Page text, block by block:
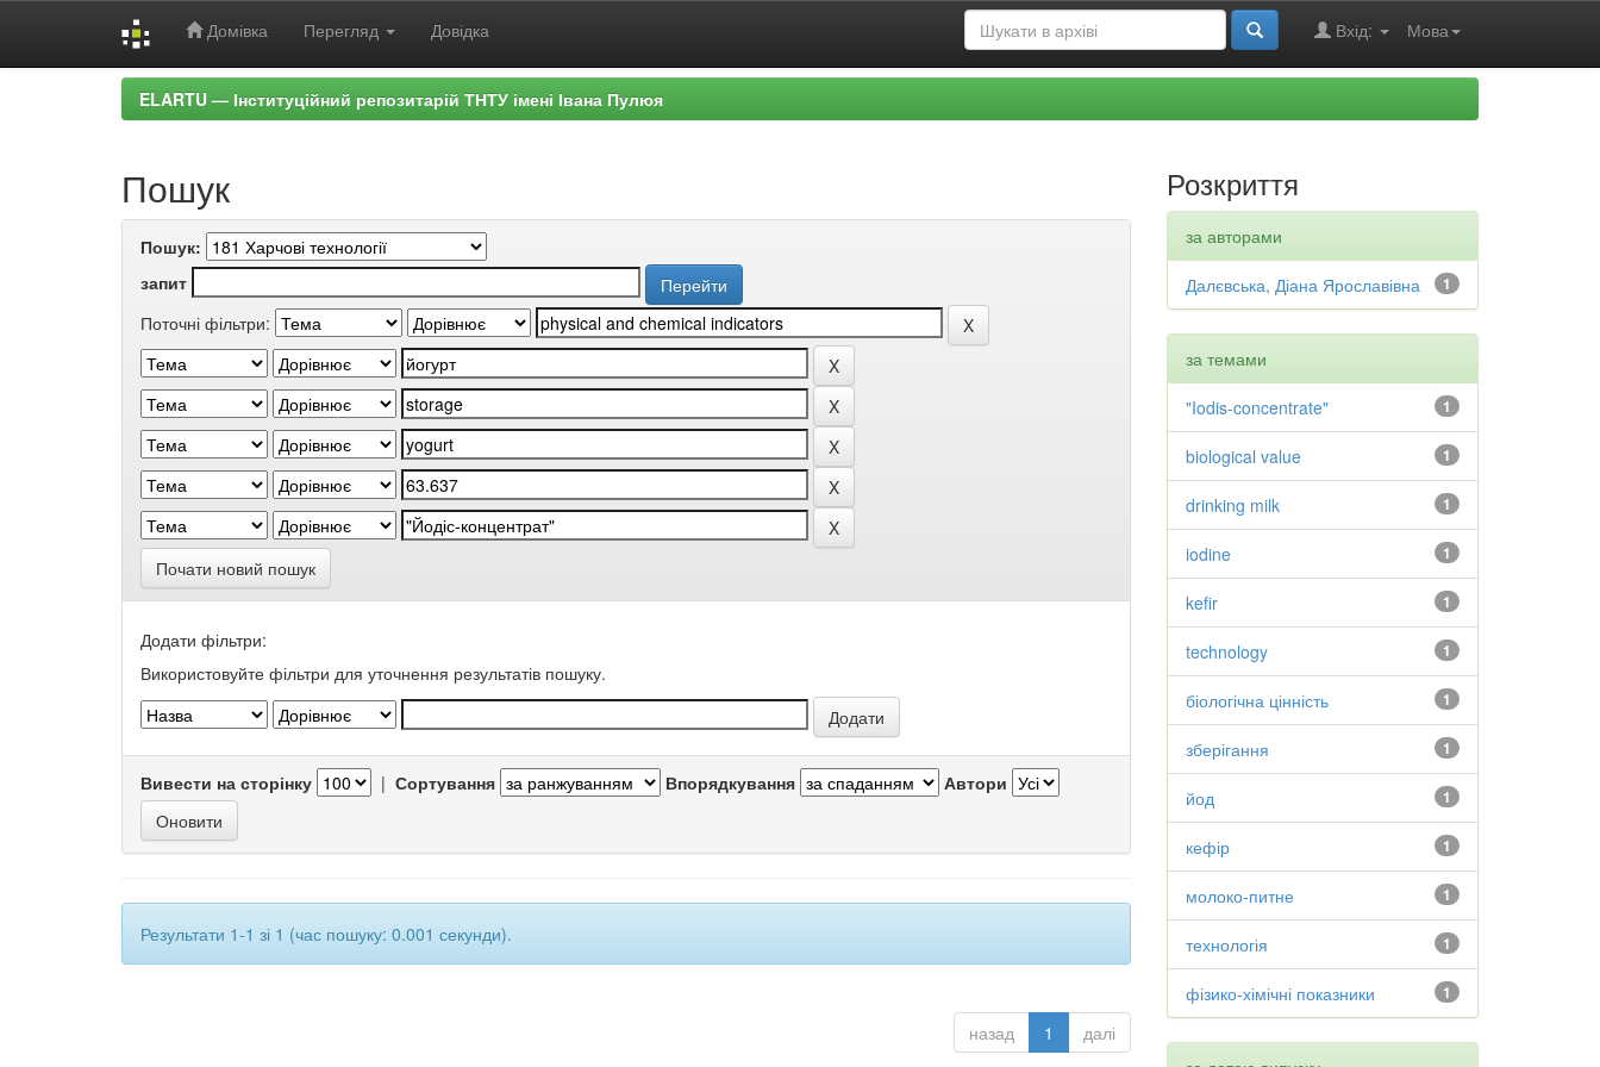
Домівка Перегляд Довідка Мова
Вхід:
ELARTU — Інституційний репозитарій ТНТУ імені Івана Пулюя
Пошук
Пошук:
запит
Поточні фільтри:
Почати новий пошук
Додати фільтри:
Використовуйте фільтри для уточнення результатів пошуку.
Вивести на сторінку | Сортування Впорядкування Автори
Результати 1-1 зі 1 (час пошуку: 0.001 секунди).
назад 1 далі
Розкриття
за авторами
1
Далєвська, Діана Ярославівна
за темами
1
"Iodis-concentrate"
1
biological value
1
drinking milk
1
iodine
1
kefir
1
technology
1
біологічна цінність
1
зберігання
1
йод
1
кефір
1
молоко-питне
1
технологія
1
фізико-хімічні показники